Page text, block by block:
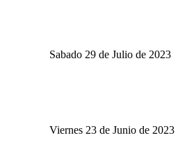
Sabado 29 de Julio de 2023
Viernes 23 de Junio de 2023